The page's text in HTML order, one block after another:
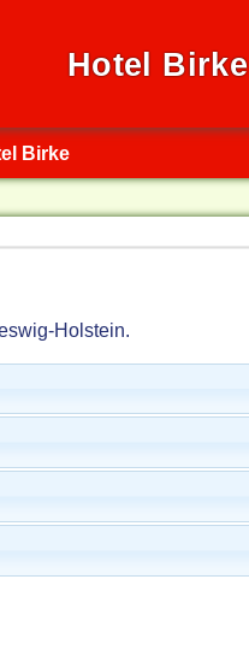
Hotel Birke
Birke
Holstein.